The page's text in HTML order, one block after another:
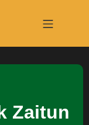
Zaitun